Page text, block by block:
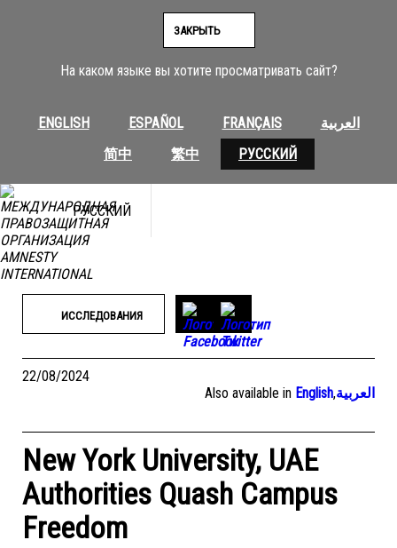
На каком языке вы хотите просматривать сайт?
ENGLISH ESPAÑOL FRANÇAIS
العربية
简中
繁中 РУССКИЙ
ЗАКРЫТЬ
РУССКИЙ
ИССЛЕДОВАНИЯ
22/08/2024
Also available in English,العربية
New York University, UAE
Authorities Quash Campus
Freedom